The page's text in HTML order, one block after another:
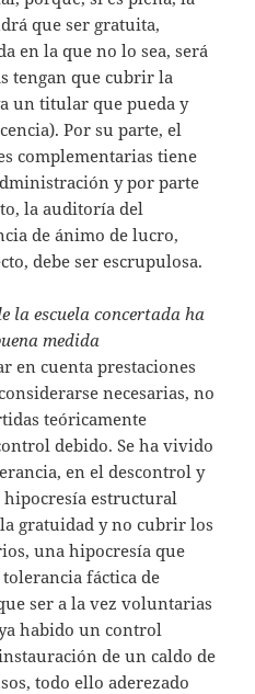
que ser gratuita,
en la que no lo sea, será
tengan que cubrir la
un titular que pueda y
Por su parte, el
complementarias tiene
y por parte
la auditoría del
de ánimo de lucro,
debe ser escrupulosa.
la escuela concertada ha
medida
en cuenta prestaciones
necesarias, no
teóricamente
debido. Se ha vivido
en el descontrol y
estructural
gratuidad y no cubrir los
una hipocresía que
fáctica de
ser a la vez voluntarias
habido un control
de un caldo de
todo ello aderezado